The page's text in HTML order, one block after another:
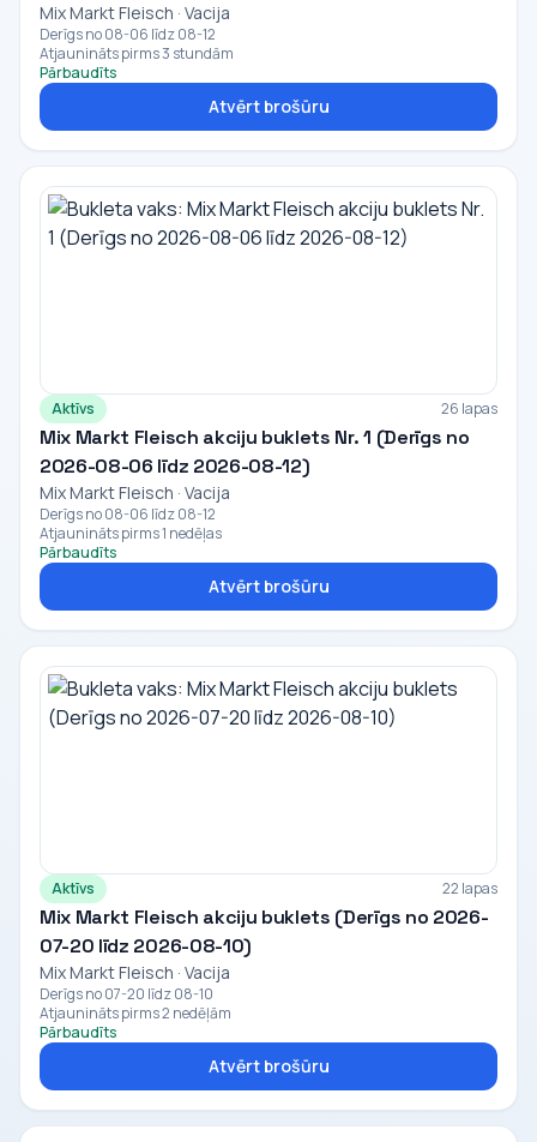
Mix Markt Fleisch · Vacija
Derīgs no 08-06 līdz 08-12
Atjaunināts pirms 3 stundām
Pārbaudīts
Atvērt brošūru
Aktīvs 26 lapas
Mix Markt Fleisch akciju buklets Nr. 1 (Derīgs no
2026-08-06 līdz 2026-08-12)
Mix Markt Fleisch · Vacija
Derīgs no 08-06 līdz 08-12
Atjaunināts pirms 1 nedēļas
Pārbaudīts
Atvērt brošūru
Aktīvs 22 lapas
Mix Markt Fleisch akciju buklets (Derīgs no 2026-
07-20 līdz 2026-08-10)
Mix Markt Fleisch · Vacija
Derīgs no 07-20 līdz 08-10
Atjaunināts pirms 2 nedēļām
Pārbaudīts
Atvērt brošūru